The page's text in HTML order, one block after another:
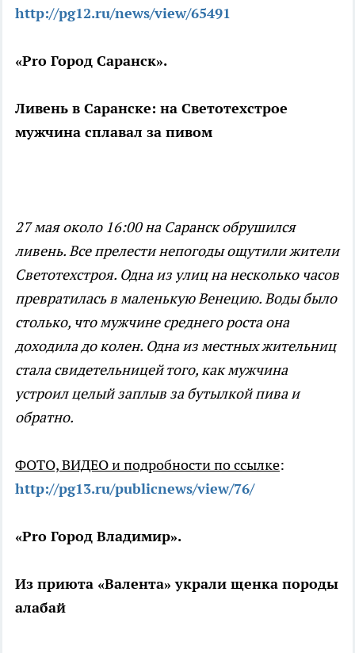
http://pg12.ru/news/view/65491
«Pro Город Саранск».
Ливень в Саранске: на Светотехстрое
мужчина сплавал за пивом
27 мая около 16:00 на Саранск обрушился
ливень. Все прелести непогоды ощутили жители
Светотехстроя. Одна из улиц на несколько часов
превратилась в маленькую Венецию. Воды было
столько, что мужчине среднего роста она
доходила до колен. Одна из местных жительниц
стала свидетельницей того, как мужчина
устроил целый заплыв за бутылкой пива и
обратно.
ФОТО, ВИДЕО и подробности по ссылке:
http://pg13.ru/publicnews/view/76/
«Pro Город Владимир».
Из приюта «Валента» украли щенка породы
алабай